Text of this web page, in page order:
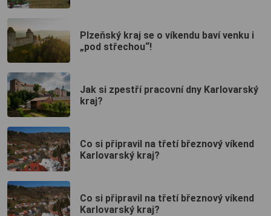
Plzeňský kraj se o víkendu baví venku i
„pod střechou“!
Jak si zpestří pracovní dny Karlovarský
kraj?
Co si připravil na třetí březnový víkend
Karlovarský kraj?
Co si připravil na třetí březnový víkend
Karlovarský kraj?